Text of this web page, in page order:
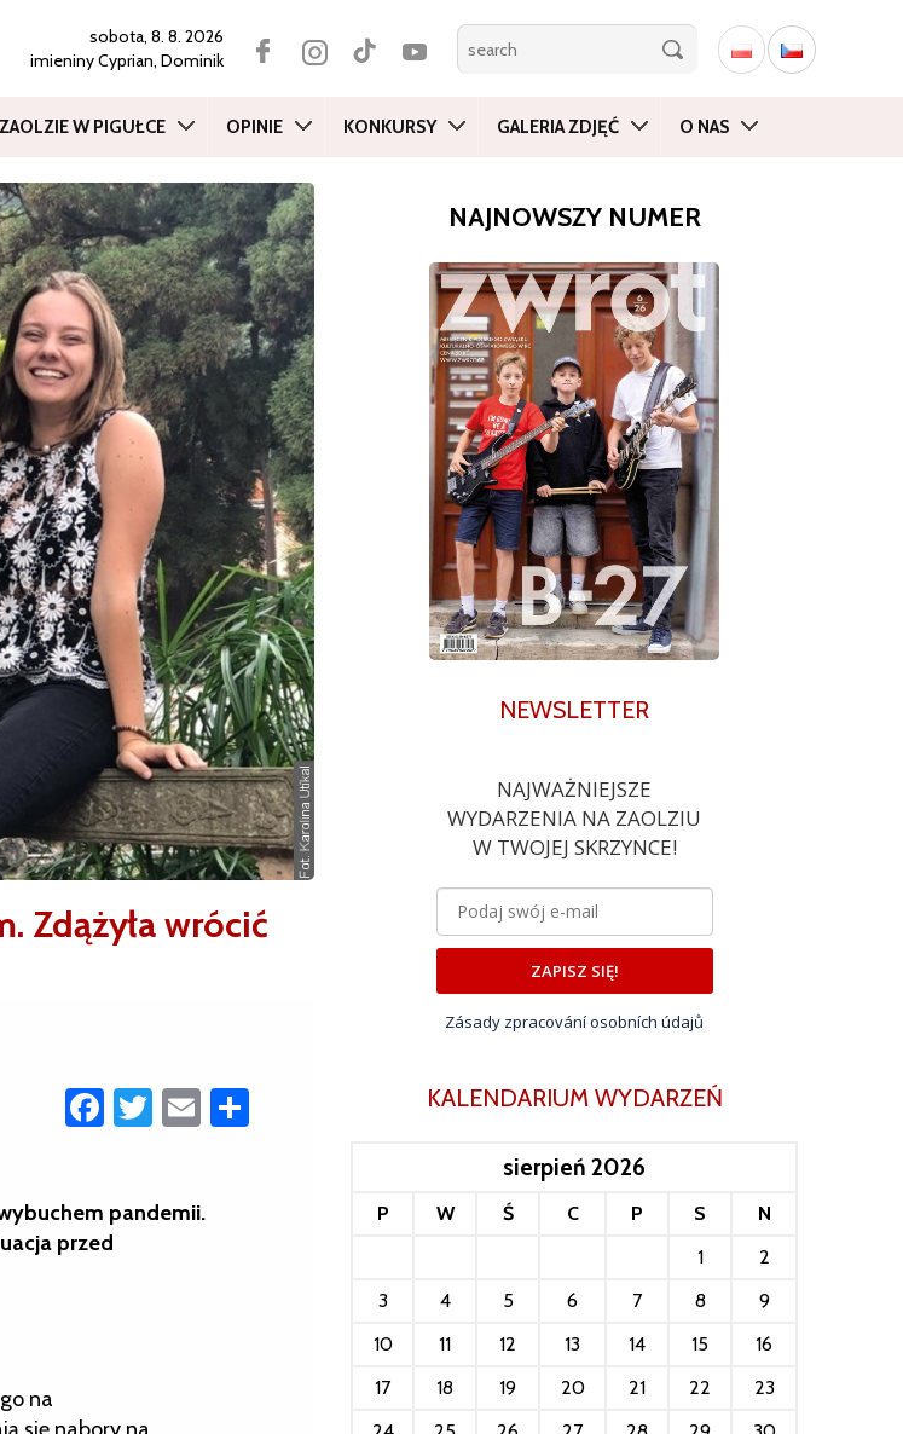
sobota, 8. 8. 2026
imieninyCyprian, Dominik
ZAOLZIE W PIGUŁCE OPINIE KONKURSY GALERIA ZDJĘĆ O NAS
Zdążyła wrócić
Facebook
Twitter
Email
pandemii.
przed
na
NAJNOWSZY NUMER
NEWSLETTER
NAJWAŻNIEJSZE
WYDARZENIA NA ZAOLZIU
W TWOJEJ SKRZYNCE!
ZAPISZ SIĘ!
Zásady zpracování osobních údajů
KALENDARIUM WYDARZEŃ
sierpień 2026
P W Ś C P S
N
1
2
3
4 5 6 7 8
9
10
11 12 13 14 15
16
17
18 19 20 21 22
23